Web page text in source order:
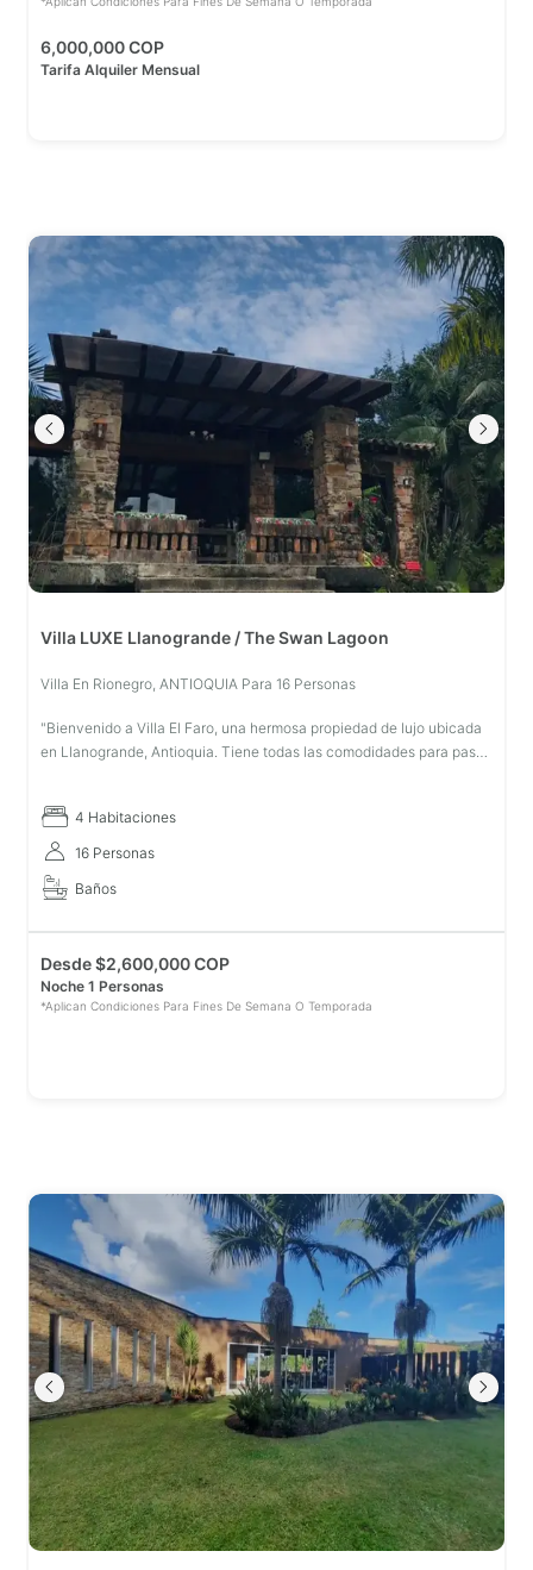
6,000,000 COP
Tarifa Alquiler Mensual
Villa LUXE Llanogrande / The Swan Lagoon
Villa En Rionegro, ANTIOQUIA Para 16 Personas
"Bienvenido a Villa El Faro, una hermosa propiedad de lujo ubicada
en Llanogrande, Antioquia. Tiene todas las comodidades para pasar
4 Habitaciones
16 Personas
Baños
Desde$2,600,000 COP
Noche 1 Personas
*Aplican Condiciones Para Fines De Semana O Temporada